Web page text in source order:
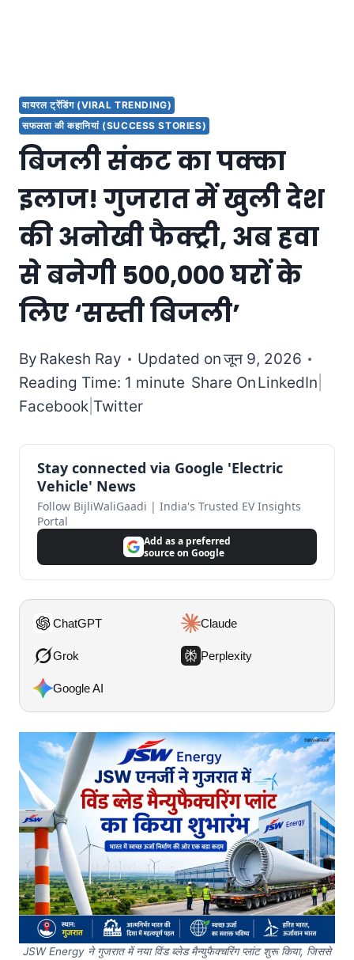
वायरल ट्रेंडिंग (VIRAL TRENDING)
सफलता की कहानियां (SUCCESS STORIES)
बिजली संकट का पक्का
इलाज! गुजरात में खुली देश
की अनोखी फैक्ट्री, अब हवा
से बनेगी 500,000 घरों के
लिए ‘सस्ती बिजली’
By Rakesh Ray Updated onजून 9, 2026
Reading Time: 1 minute Share OnLinkedIn
Facebook Twitter
Stay connected via Google 'Electric
Vehicle' News
Follow BijliWaliGaadi | India's Trusted EV Insights
Portal
Add as a preferred
source on Google
ChatGPT Claude
Grok Perplexity
Google AI
JSW Energy ने गुजरात में नया विंड ब्लेड मैन्युफैक्चरिंग प्लांट शुरू किया, जिससे